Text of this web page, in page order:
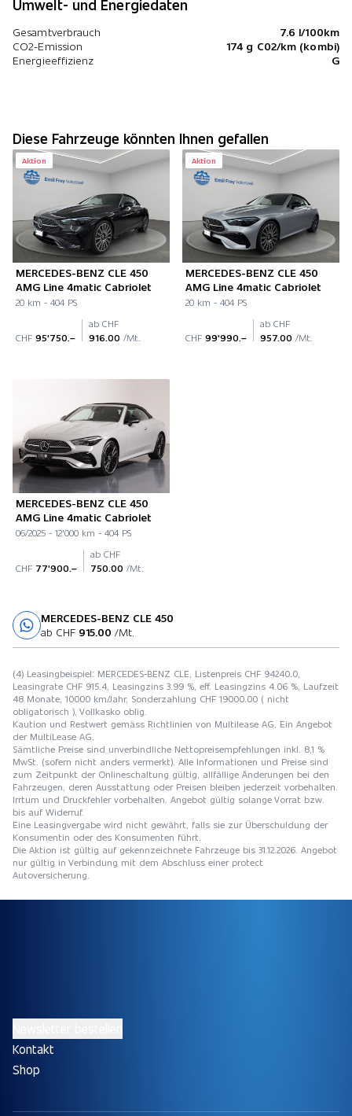
Umwelt- und Energiedaten
Gesamtverbrauch
7.6 l/100km
CO2-Emission
174 g C02/km (kombi)
Energieeffizienz
G
Diese Fahrzeuge könnten Ihnen gefallen
Aktion
MERCEDES-BENZ CLE 450
AMG Line 4matic Cabriolet
20 km - 404 PS
CHF 95'750.–
ab CHF
916.00 /Mt.
Aktion
MERCEDES-BENZ CLE 450
AMG Line 4matic Cabriolet
20 km - 404 PS
CHF 99'990.–
ab CHF
957.00 /Mt.
MERCEDES-BENZ CLE 450
AMG Line 4matic Cabriolet
06/2025 - 12'000 km - 404 PS
CHF 77'900.–
ab CHF
750.00 /Mt.
MERCEDES-BENZ CLE 450
ab CHF 915.00 /Mt.
(4) Leasingbeispiel: MERCEDES-BENZ CLE, Listenpreis CHF 94240.0,
Leasingrate CHF 915.4, Leasingzins 3.99 %, eff. Leasingzins 4.06 %, Laufzeit
48 Monate, 10000 km/Jahr, Sonderzahlung CHF 19000.00 ( nicht
obligatorisch ), Vollkasko oblig.
Kaution und Restwert gemäss Richtlinien von Multilease AG. Ein Angebot
der MultiLease AG.
Sämtliche Preise sind unverbindliche Nettopreisempfehlungen inkl. 8,1 %
MwSt. (sofern nicht anders vermerkt). Alle Informationen und Preise sind
zum Zeitpunkt der Onlineschaltung gültig, allfällige Änderungen bei den
Fahrzeugen, deren Ausstattung oder Preisen bleiben jederzeit vorbehalten.
Irrtum und Druckfehler vorbehalten. Angebot gültig solange Vorrat bzw.
bis auf Widerruf.
Eine Leasingvergabe wird nicht gewährt, falls sie zur Überschuldung der
Konsumentin oder des Konsumenten führt.
Die Aktion ist gültig auf gekennzeichnete Fahrzeuge bis 31.12.2026. Angebot
nur gültig in Verbindung mit dem Abschluss einer protect
Autoversicherung.
Kontakt
Shop